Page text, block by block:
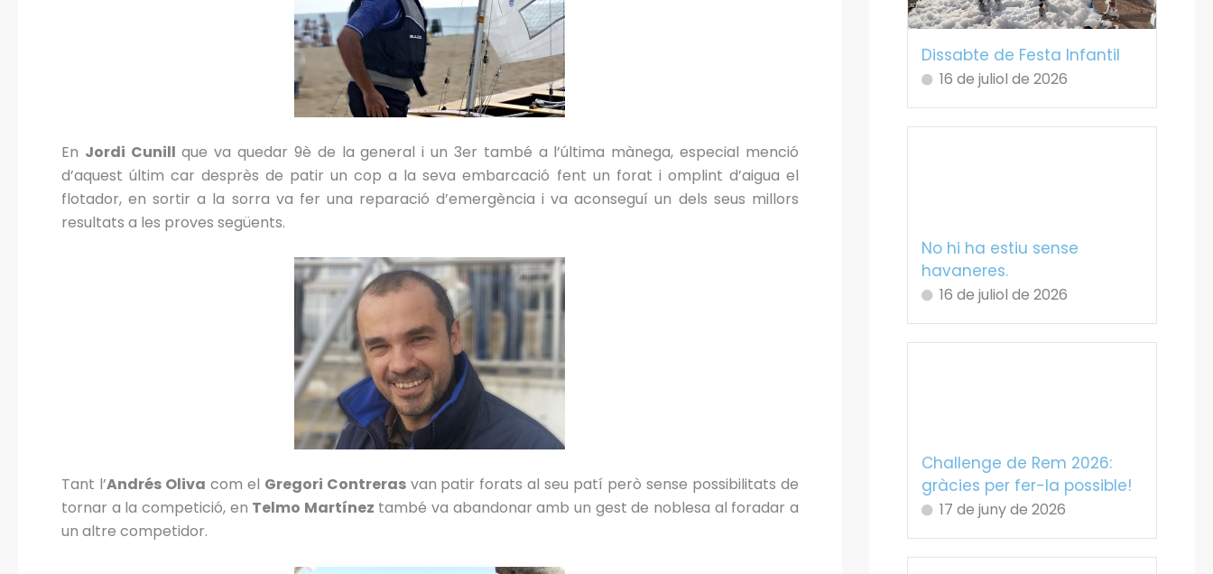
En Jordi Cunill que va quedar 9è de la general i un 3er també a l’última mànega, especial menció
d’aquest últim car desprès de patir un cop a la seva embarcació fent un forat i omplint d’aigua el
flotador, en sortir a la sorra va fer una reparació d’emergència i va aconseguí un dels seus millors
resultats a les proves següents.
Tant l’Andrés Oliva com el Gregori Contrerasvan patir forats al seu patí però sense possibilitats de
tornar a la competició, en Telmo Martínez també va abandonar amb un gest de noblesa al foradar a
un altre competidor.
Dissabte de Festa Infantil
16 de juliol de 2026
No hi ha estiu sense
havaneres.
16 de juliol de 2026
Challenge de Rem 2026:
gràcies per fer-la possible!
17 de juny de 2026